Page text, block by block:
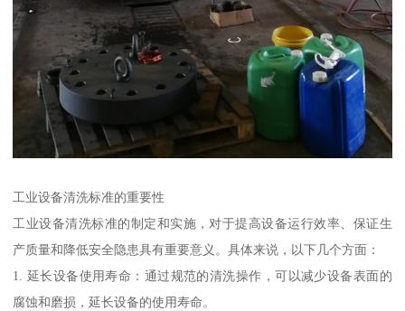
工业设备清洗标准的重要性
工业设备清洗标准的制定和实施，对于提高设备运行效率、保证生
产质量和降低安全隐患具有重要意义。具体来说，以下几个方面：
1. 延长设备使用寿命：通过规范的清洗操作，可以减少设备表面的
腐蚀和磨损，延长设备的使用寿命。